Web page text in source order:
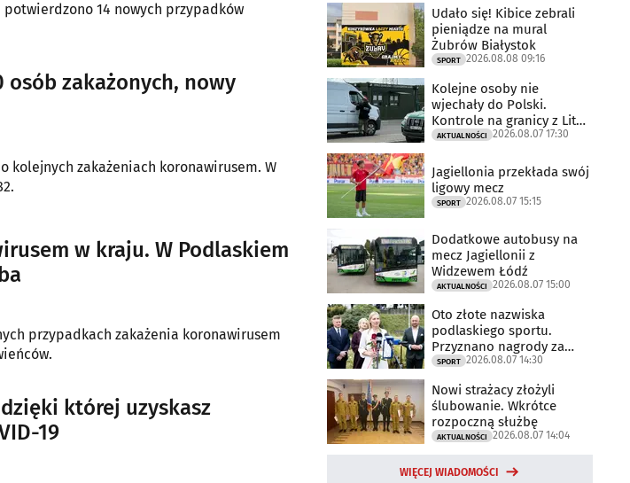
14 nowych przypadków
osób zakażonych, nowy
kolejnych zakażeniach koronawirusem. W
w kraju. W Podlaskiem
przypadkach zakażenia koronawirusem
której uzyskasz
19
Udało się! Kibice zebrali
pieniądze na mural
Żubrów Białystok
SPORT 2026.08.08 09:16
Kolejne osoby nie
wjechały do Polski.
Kontrole na granicy z Litwą
trwają
AKTUALNOŚCI 2026.08.07 17:30
Jagiellonia przekłada swój
ligowy mecz
SPORT 2026.08.07 15:15
Dodatkowe autobusy na
mecz Jagiellonii z
Widzewem Łódź
AKTUALNOŚCI 2026.08.07 15:00
Oto złote nazwiska
podlaskiego sportu.
Przyznano nagrody za
2025 rok
SPORT 2026.08.07 14:30
Nowi strażacy złożyli
ślubowanie. Wkrótce
rozpoczną służbę
AKTUALNOŚCI 2026.08.07 14:04
WIĘCEJ WIADOMOŚCI